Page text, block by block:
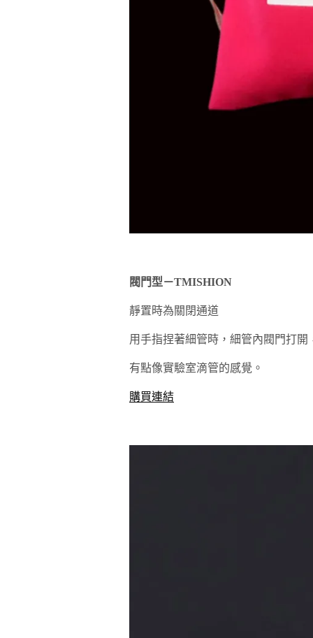
閥門型－TMISHION
靜置時為關閉通道
用手指捏著細管時，細管內閥門打開
有點像實驗室滴管的感覺。
購買連結